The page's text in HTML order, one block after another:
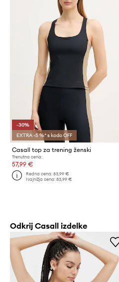
-30%
EXTRA -5 %* s kodo OFF
Casall top za trening ženski
Trenutna cena:
57,99 €
Redna cena:83,99 €
Najnižja cena:83,99 €
Odkrij Casall izdelke